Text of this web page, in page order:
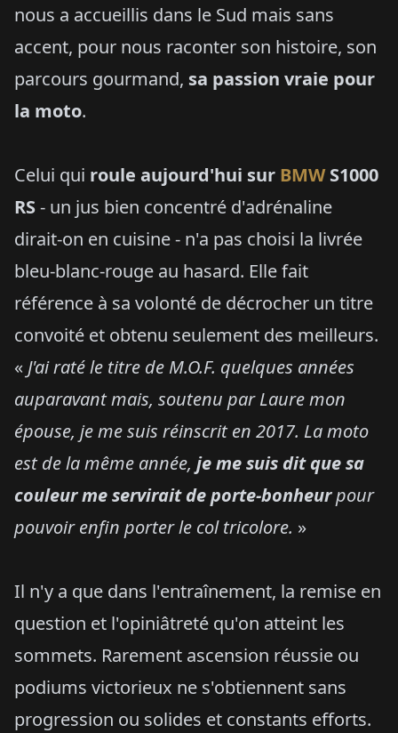
nous a accueillis dans le Sud mais sans
accent, pour nous raconter son histoire, son
parcours gourmand, sa passion vraie pour
la moto.
Celui qui roule aujourd'hui sur BMWS1000
RS- un jus bien concentré d'adrénaline
dirait-on en cuisine - n'a pas choisi la livrée
bleu-blanc-rouge au hasard. Elle fait
référence à sa volonté de décrocher un titre
convoité et obtenu seulement des meilleurs.
« J'ai raté le titre de M.O.F. quelques années
auparavant mais, soutenu par Laure mon
épouse, je me suis réinscrit en 2017. La moto
est de la même année, je me suis dit que sa
couleur me servirait de porte-bonheurpour
pouvoir enfin porter le col tricolore. »
Il n'y a que dans l'entraînement, la remise en
question et l'opiniâtreté qu'on atteint les
sommets. Rarement ascension réussie ou
podiums victorieux ne s'obtiennent sans
progression ou solides et constants efforts.